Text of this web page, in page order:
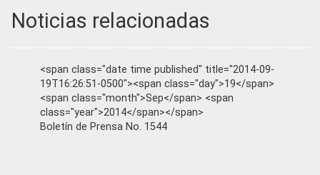
Noticias relacionadas
<span class="date time published" title="2014-09-
19T16:26:51-0500"><span class="day">19</span>
<span class="month">Sep</span> <span
class="year">2014</span></span>
Boletín de Prensa No. 1544